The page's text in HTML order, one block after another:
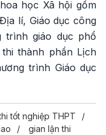
học Xã hội gồm
lí, Giáo dục công
trình giáo dục phổ
thành phần Lịch
trình Giáo dục
tốt nghiệp THPT
gian lận thi